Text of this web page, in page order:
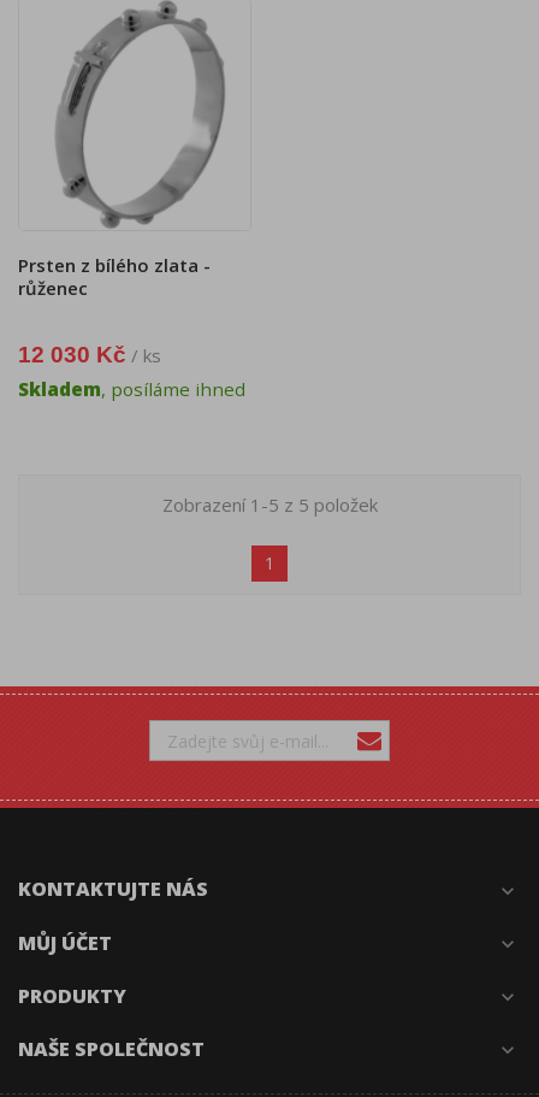
Prsten z bílého zlata -
růženec
12 030 Kč / ks
Skladem, posíláme ihned
Zobrazení 1-5 z 5 položek
1
KONTAKTUJTE NÁS expand_more
MŮJ ÚČET expand_more
PRODUKTY expand_more
NAŠE SPOLEČNOST expand_more